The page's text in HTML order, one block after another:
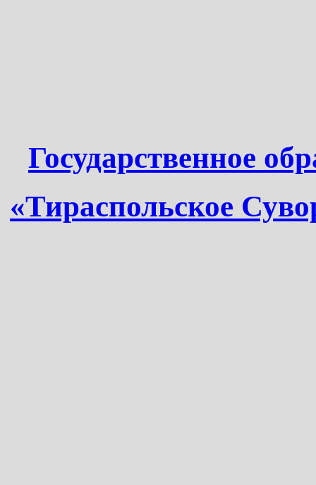
Государственное
«Тираспольское